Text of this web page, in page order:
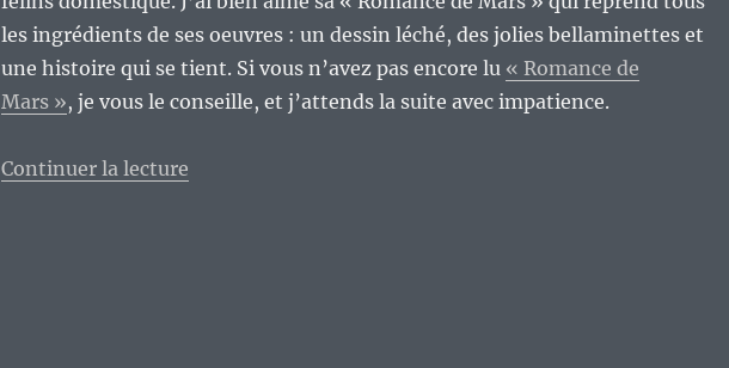
les ingrédients de ses oeuvres : un dessin léché, des jolies bellaminettes et
une histoire qui se tient. Si vous n’avez pas encore lu « Romance de
Mars », je vous le conseille, et j’attends la suite avec impatience.
Continuer la lecturede « Vive la bande dessinée francophone indépendante ! »